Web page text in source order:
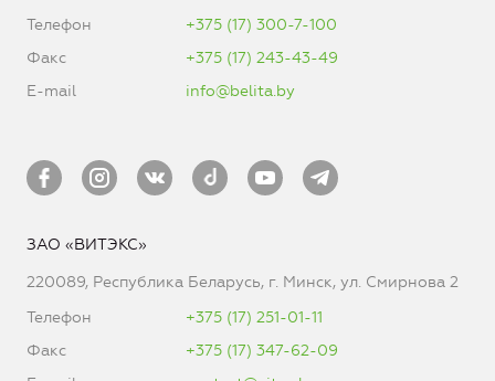
Телефон
+375 (17) 300-7-100
Факс
+375 (17) 243-43-49
E-mail
info@belita.by
ЗАО «ВИТЭКС»
220089, Республика Беларусь, г. Минск, ул. Смирнова 2
Телефон
+375 (17) 251-01-11
Факс
+375 (17) 347-62-09